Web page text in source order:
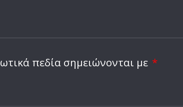
πεδία σημειώνονται με *